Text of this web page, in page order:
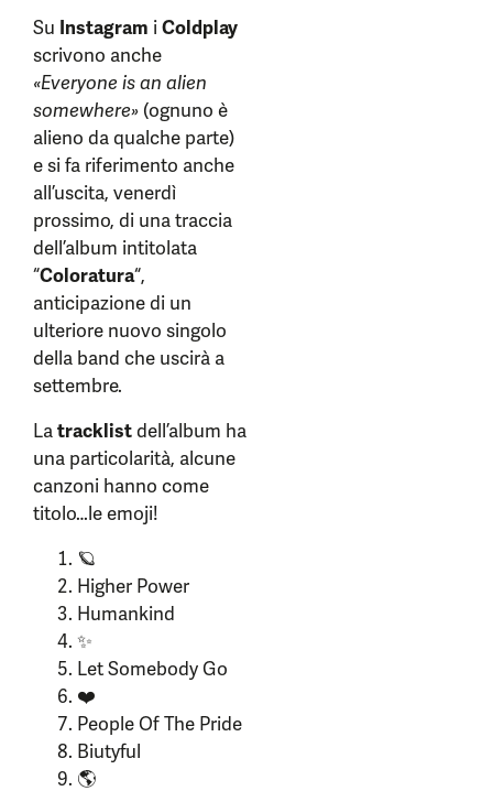
Su Instagram iColdplay
scrivono anche
«Everyone is an alien
somewhere» (ognuno è
alieno da qualche parte)
e si fa riferimento anche
all’uscita, venerdì
prossimo, di una traccia
dell’album intitolata
“Coloratura“,
anticipazione di un
ulteriore nuovo singolo
della band che uscirà a
settembre.
Latracklistdell’album ha
una particolarità, alcune
canzoni hanno come
titolo…le emoji!
🪐
Higher Power
Humankind
✨
Let Somebody Go
❤️
People Of The Pride
Biutyful
🌎